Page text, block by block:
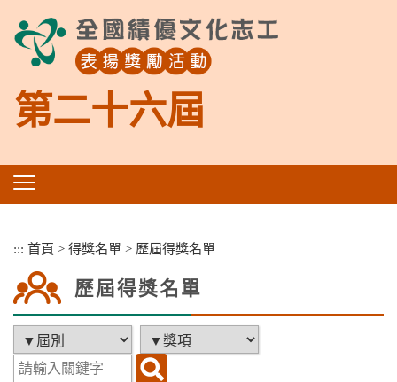
第二十六屆
::: 首頁 > 得獎名單 > 歷屆得獎名單
歷屆得獎名單